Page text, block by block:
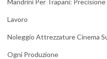
Mandrini Per Trapani:
Lavoro
Noleggio Attrezzature Cinema
Ogni Produzione